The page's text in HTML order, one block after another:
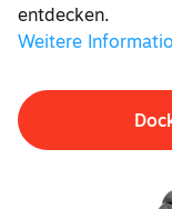
entdecken.
Weitere